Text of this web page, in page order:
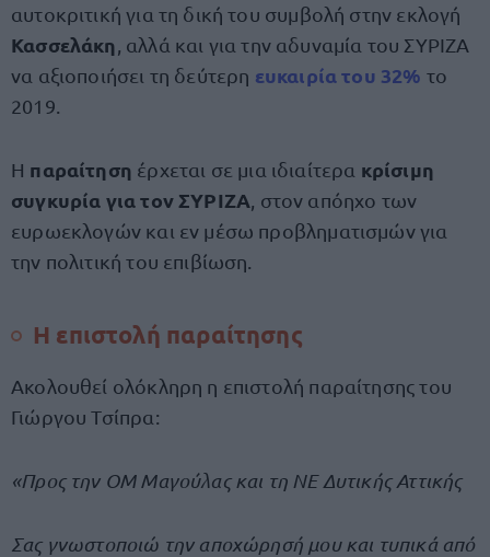
αυτοκριτική για τη δική του συμβολή στην εκλογή
Κασσελάκη , αλλά και για την αδυναμία του ΣΥΡΙΖΑ
να αξιοποιήσει τη δεύτερη ευκαιρία του 32% το
2019.
Η παραίτηση έρχεται σε μια ιδιαίτερα κρίσιμη
συγκυρία για τον ΣΥΡΙΖΑ , στον απόηχο των
ευρωεκλογών και εν μέσω προβληματισμών για
την πολιτική του επιβίωση.
Η επιστολή παραίτησης
Ακολουθεί ολόκληρη η επιστολή παραίτησης του
Γιώργου Τσίπρα:
«Προς την ΟΜ Μαγούλας και τη ΝΕ Δυτικής Αττικής
Σας γνωστοποιώ την αποχώρησή μου και τυπικά από